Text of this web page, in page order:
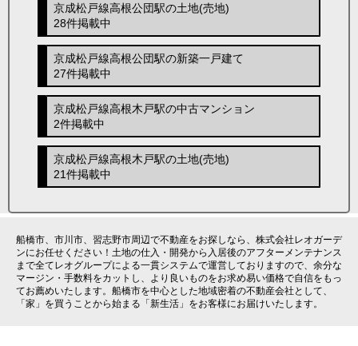
京成松戸線高根公団駅の土地(売地)
28件掲載中
京成松戸線高根公団駅の新築一戸建て
27件掲載中
京成松戸線高根木戸駅の中古マンション
2件掲載中
京成松戸線高根木戸駅の土地(売地)
21件掲載中
船橋市、市川市、習志野市周辺で不動産をお探しなら、株式会社レオガーデ
ンにお任せください！土地の仕入・開発から入居後のアフターメンテナンス
まで全てレオグループによる一貫システムで運営しておりますので、余分な
マージン・手数料をカットし、より良いものをお求め易い価格で自信をもっ
てお薦めいたします。船橋市を中心とした地域密着の不動産会社として、
「家」を買うことから始まる「新生活」をお客様にお届けいたします。